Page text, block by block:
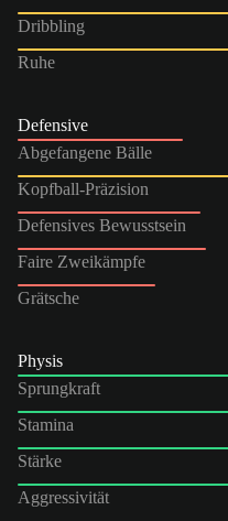
Dribbling
Ruhe
Defensive
Abgefangene Bälle
Kopfball-Präzision
Defensives Bewusstsein
Faire Zweikämpfe
Grätsche
Physis
Sprungkraft
Stamina
Stärke
Aggressivität